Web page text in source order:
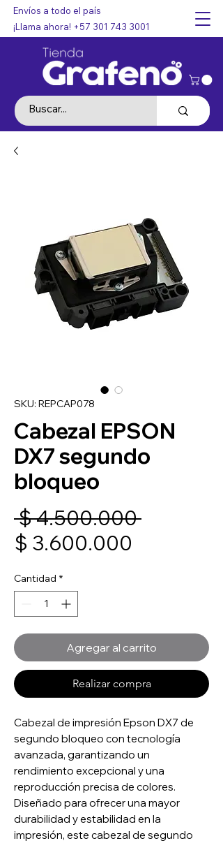
Envíos a todo el país
¡Llama ahora! +57 301 743 3001
SKU: REPCAP078
Cabezal EPSON
DX7 segundo
bloqueo
$ 4.500.000 Precio
$ 3.600.000
Cantidad *
Agregar al carrito
Realizar compra
Cabezal de impresión Epson DX7 de
segundo bloqueo con tecnología
avanzada, garantizando un
rendimiento excepcional y una
reproducción precisa de colores.
Diseñado para ofrecer una mayor
durabilidad y estabilidad en la
impresión, este cabezal de segundo